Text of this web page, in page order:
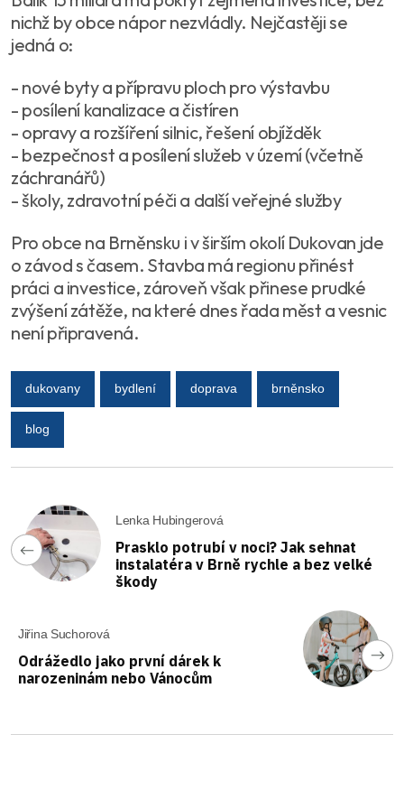
nichž by obce nápor nezvládly. Nejčastěji se
jedná o:
- nové byty a přípravu ploch pro výstavbu
- posílení kanalizace a čistíren
- opravy a rozšíření silnic, řešení objížděk
- bezpečnost a posílení služeb v území (včetně
záchranářů)
- školy, zdravotní péči a další veřejné služby
Pro obce na Brněnsku i v širším okolí Dukovan jde
o závod s časem. Stavba má regionu přinést
práci a investice, zároveň však přinese prudké
zvýšení zátěže, na které dnes řada měst a vesnic
není připravená.
dukovany bydlení doprava brněnsko
blog
Lenka Hubingerová
Prasklo potrubí v noci? Jak sehnat
instalatéra v Brně rychle a bez velké
škody
Jiřina Suchorová
Odrážedlo jako první dárek k
narozeninám nebo Vánocům